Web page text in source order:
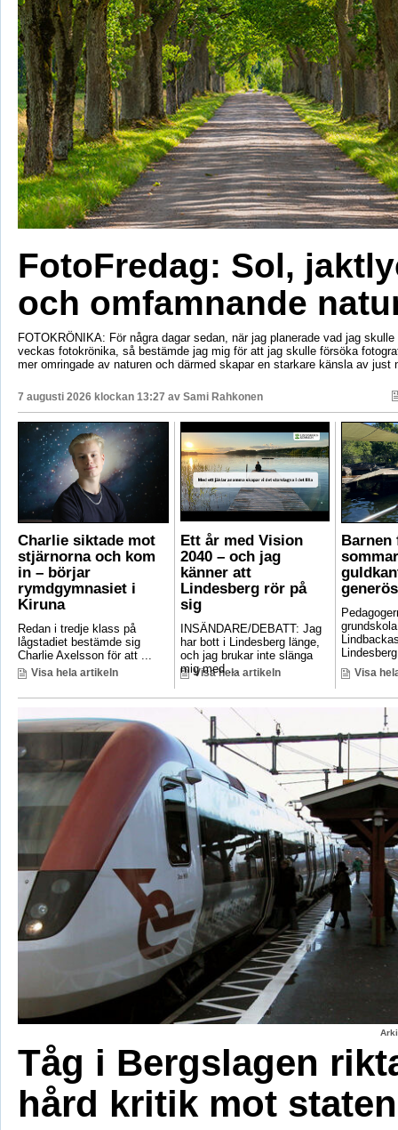
FotoFredag: Sol,
och omfamnande
FOTOKRÖNIKA: För några dagar sedan, när jag planerade vad jag
veckas fotokrönika, så bestämde jag mig för att jag skulle försöka
mer omringade av naturen och därmed skapar en starkare känsla av just
7 augusti 2026 klockan 13:27 av Sami Rahkonen
Charlie siktade mot
stjärnorna och kom
in – börjar
rymdgymnasiet i
Kiruna
Redan i tredje klass på
lågstadiet bestämde sig
Charlie Axelsson för att ...
Visa hela artikeln
Ett år med Vision
2040 – och jag
känner att
Lindesberg rör på
sig
INSÄNDARE/DEBATT: Jag
har bott i Lindesberg länge,
och jag brukar inte slänga
mig med ...
Visa hela artikeln
Barnen
Visa
Tåg i Bergslagen
hård kritik mot staten